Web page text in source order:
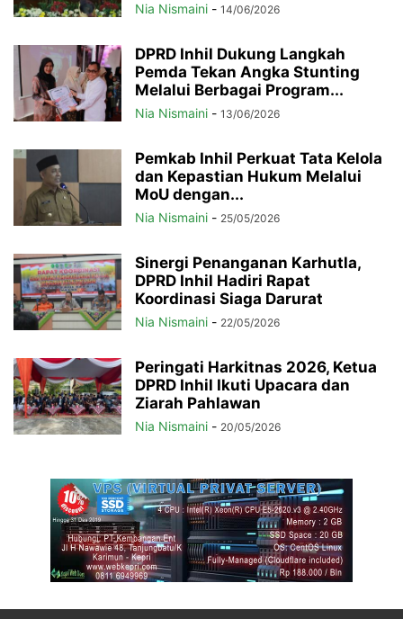
Nia Nismaini - 14/06/2026
DPRD Inhil Dukung Langkah
Pemda Tekan Angka Stunting
Melalui Berbagai Program...
Nia Nismaini - 13/06/2026
Pemkab Inhil Perkuat Tata Kelola
dan Kepastian Hukum Melalui
MoU dengan...
Nia Nismaini - 25/05/2026
Sinergi Penanganan Karhutla,
DPRD Inhil Hadiri Rapat
Koordinasi Siaga Darurat
Nia Nismaini - 22/05/2026
Peringati Harkitnas 2026, Ketua
DPRD Inhil Ikuti Upacara dan
Ziarah Pahlawan
Nia Nismaini - 20/05/2026